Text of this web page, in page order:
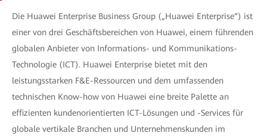
Die Huawei Enterprise Business Group („Huawei Enterprise“) ist
einer von drei Geschäftsbereichen von Huawei, einem führenden
globalen Anbieter von Informations- und Kommunikations-
Technologie (ICT). Huawei Enterprise bietet mit den
leistungsstarken F&E-Ressourcen und dem umfassenden
technischen Know-how von Huawei eine breite Palette an
effizienten kundenorientierten ICT-Lösungen und -Services für
globale vertikale Branchen und Unternehmenskunden im